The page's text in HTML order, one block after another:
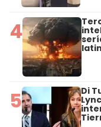
4
5 Di